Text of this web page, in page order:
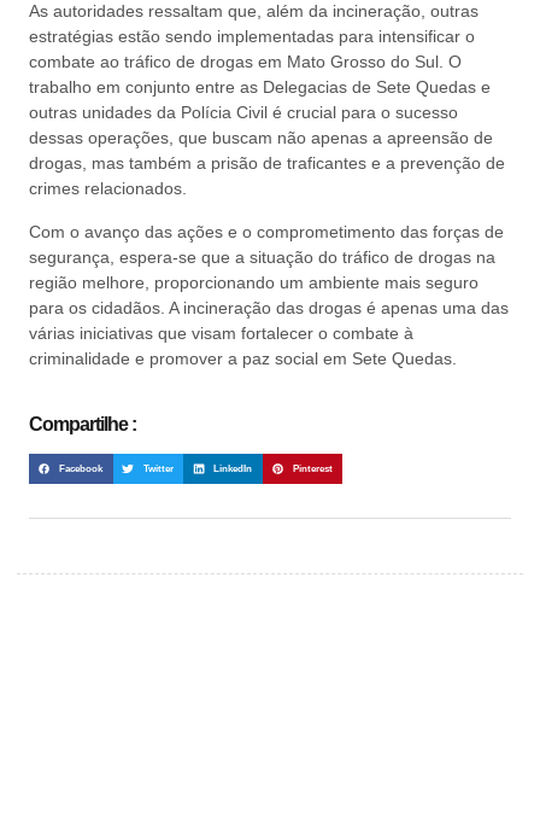
As autoridades ressaltam que, além da incineração, outras
estratégias estão sendo implementadas para intensificar o
combate ao tráfico de drogas em Mato Grosso do Sul. O
trabalho em conjunto entre as Delegacias de Sete Quedas e
outras unidades da Polícia Civil é crucial para o sucesso
dessas operações, que buscam não apenas a apreensão de
drogas, mas também a prisão de traficantes e a prevenção de
crimes relacionados.
Com o avanço das ações e o comprometimento das forças de
segurança, espera-se que a situação do tráfico de drogas na
região melhore, proporcionando um ambiente mais seguro
para os cidadãos. A incineração das drogas é apenas uma das
várias iniciativas que visam fortalecer o combate à
criminalidade e promover a paz social em Sete Quedas.
Compartilhe :
Facebook Twitter LinkedIn Pinterest